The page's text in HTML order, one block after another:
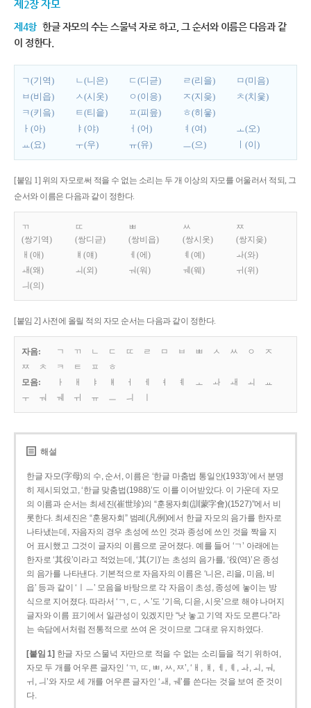
제2장 자모
제4항 한글 자모의 수는 스물넉 자로 하고, 그 순서와 이름은 다음과 같
이 정한다.
ㄱ(기역) ㄴ(니은) ㄷ(디귿) ㄹ(리을)
ㅁ(미음)
ㅂ(비읍)
ㅅ(시옷) ㅇ(이응) ㅈ(지읒)
ㅊ(치읓)
ㅋ(키읔)
ㅌ(티읕) ㅍ(피읖)
ㅎ(히읗)
ㅏ(아)
ㅑ(야) ㅓ(어) ㅕ(여)
ㅗ(오)
ㅛ(요)
ㅜ(우) ㅠ(유) ㅡ(으) ㅣ(이)
[붙임 1] 위의 자모로써 적을 수 없는 소리는 두 개 이상의 자모를 어울러서 적되, 그
순서와 이름은 다음과 같이 정한다.
ㄲ
(쌍기역)
ㄸ
(쌍디귿)
ㅃ
(쌍비읍)
ㅆ
(쌍시옷)
ㅉ
(쌍지읒)
ㅐ(애)
ㅒ(얘) ㅔ(에) ㅖ(예)
ㅘ(와)
ㅙ(왜)
ㅚ(외) ㅝ(워) ㅞ(웨)
ㅟ(위)
ㅢ(의)
[붙임 2] 사전에 올릴 적의 자모 순서는 다음과 같이 정한다.
자음: ㄱ ㄲ ㄴ ㄷ ㄸ ㄹ ㅁ ㅂ ㅃ ㅅ ㅆ ㅇ
ㅈ
ㅉ
ㅊ ㅋ ㅌ ㅍ
ㅎ
모음:
ㅏ ㅐ ㅑ ㅒ ㅓ ㅔ ㅕ ㅖ ㅗ ㅘ ㅙ ㅚ
ㅛ
ㅜ
ㅝ ㅞ ㅟ ㅠ ㅡ ㅢ
해설
한글 자모(字母)의 수, 순서, 이름은 ‘한글 마춤법 통일안(1933)’에서 분명
히 제시되었고, ‘한글 맞춤법(1988)’도 이를 이어받았다. 이 가운데 자모
의 이름과 순서는 최세진(崔世珍)의 “훈몽자회(訓蒙字會)(1527)”에서 비
롯한다. 최세진은 “훈몽자회” 범례(凡例)에서 한글 자모의 음가를 한자로
나타냈는데, 자음자의 경우 초성에 쓰인 것과 종성에 쓰인 것을 짝을 지
어 표시했고 그것이 글자의 이름으로 굳어졌다. 예를 들어 ‘ㄱ’ 아래에는
한자로 ‘其役’이라고 적었는데, ‘其(기)’는 초성의 음가를, ‘役(역)’은 종성
의 음가를 나타낸다. 기본적으로 자음자의 이름은 ‘니은, 리을, 미음, 비
읍’ 등과 같이 ‘ㅣㅡ’ 모음을 바탕으로 각 자음이 초성, 종성에 놓이는 방
식으로 지어졌다. 따라서 ‘ㄱ, ㄷ, ㅅ’도 ‘기윽, 디읃, 시읏’으로 해야 나머지
글자와 이름 표기에서 일관성이 있겠지만 “낫 놓고 기역 자도 모른다.”라
는 속담에서처럼 전통적으로 쓰여 온 것이므로 그대로 유지하였다.
[붙임 1] 한글 자모 스물넉 자만으로 적을 수 없는 소리들을 적기 위하여,
자모 두 개를 어우른 글자인 ‘ㄲ, ㄸ, ㅃ, ㅆ, ㅉ’, ‘ㅐ, ㅒ, ㅔ, ㅖ, ㅘ, ㅚ, ㅝ,
ㅟ, ㅢ’와 자모 세 개를 어우른 글자인 ‘ㅙ, ㅞ’를 쓴다는 것을 보여 준 것이
다.